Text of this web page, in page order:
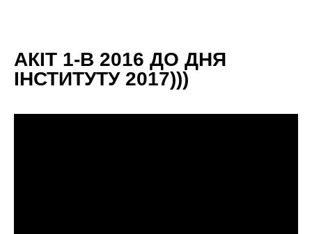
АКІТ 1-В 2016 ДО ДНЯ
ІНСТИТУТУ 2017)))